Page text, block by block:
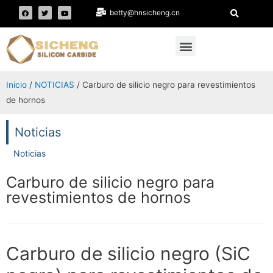
betty@hnsicheng.cn
Inicio / NOTICIAS / Carburo de silicio negro para revestimientos
de hornos
Noticias
Noticias
Carburo de silicio negro para
revestimientos de hornos
Carburo de silicio negro (SiC